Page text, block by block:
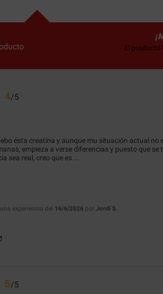
El producto
4/5
ésta creatina y aunque mu situación actual no
empieza a verse diferencias y puesto que
sea real, creo que es
experiencia del 16/6/2026 por Jordi S.
5/5